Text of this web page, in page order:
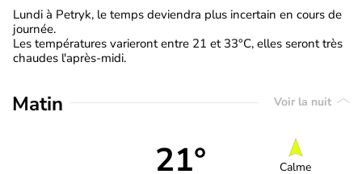
Lundi à Petryk, le temps deviendra plus incertain en cours de
journée.
Les températures varieront entre 21 et 33°C, elles seront très
chaudes l'après-midi.
Matin Voir la nuit
21° Calme